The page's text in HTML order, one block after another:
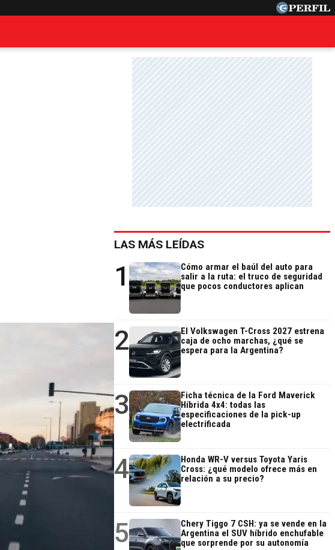
LAS MÁS LEÍDAS
1
Cómo armar el baúl del auto para
salir a la ruta: el truco de seguridad
que pocos conductores aplican
2
El Volkswagen T-Cross 2027 estrena
caja de ocho marchas, ¿qué se
espera para la Argentina?
3
Ficha técnica de la Ford Maverick
Híbrida 4x4: todas las
especificaciones de la pick-up
electrificada
4
Honda WR-V versus Toyota Yaris
Cross: ¿qué modelo ofrece más en
relación a su precio?
5
Chery Tiggo 7 CSH: ya se vende en la
Argentina el SUV híbrido enchufable
que sorprende por su autonomía